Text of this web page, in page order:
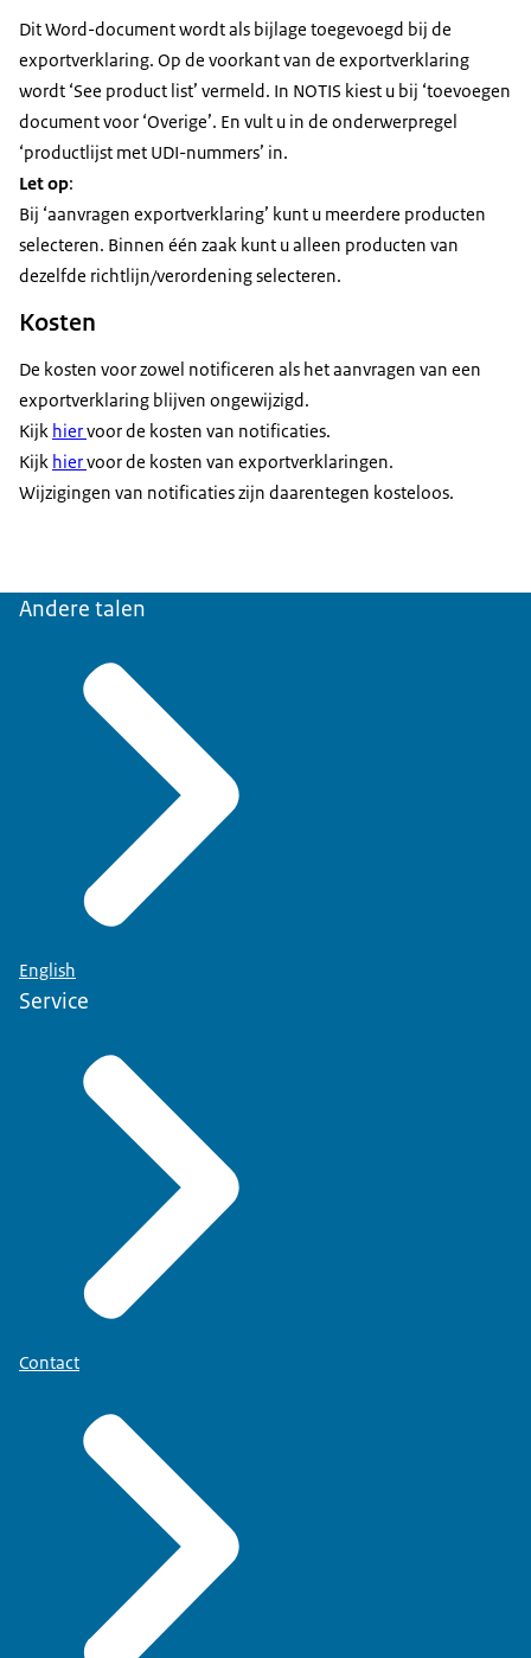
Dit Word-document wordt als bijlage toegevoegd bij de
exportverklaring. Op de voorkant van de exportverklaring
wordt ‘See product list’ vermeld. In NOTIS kiest u bij ‘toevoegen
document voor ‘Overige’. En vult u in de onderwerpregel
‘productlijst met UDI-nummers’ in.
Let op:
Bij ‘aanvragen exportverklaring’ kunt u meerdere producten
selecteren. Binnen één zaak kunt u alleen producten van
dezelfde richtlijn/verordening selecteren.
Kosten
De kosten voor zowel notificeren als het aanvragen van een
exportverklaring blijven ongewijzigd.
Kijk hiervoor de kosten van notificaties.
Kijk hiervoor de kosten van exportverklaringen.
Wijzigingen van notificaties zijn daarentegen kosteloos.
Andere talen
English
Service
Contact